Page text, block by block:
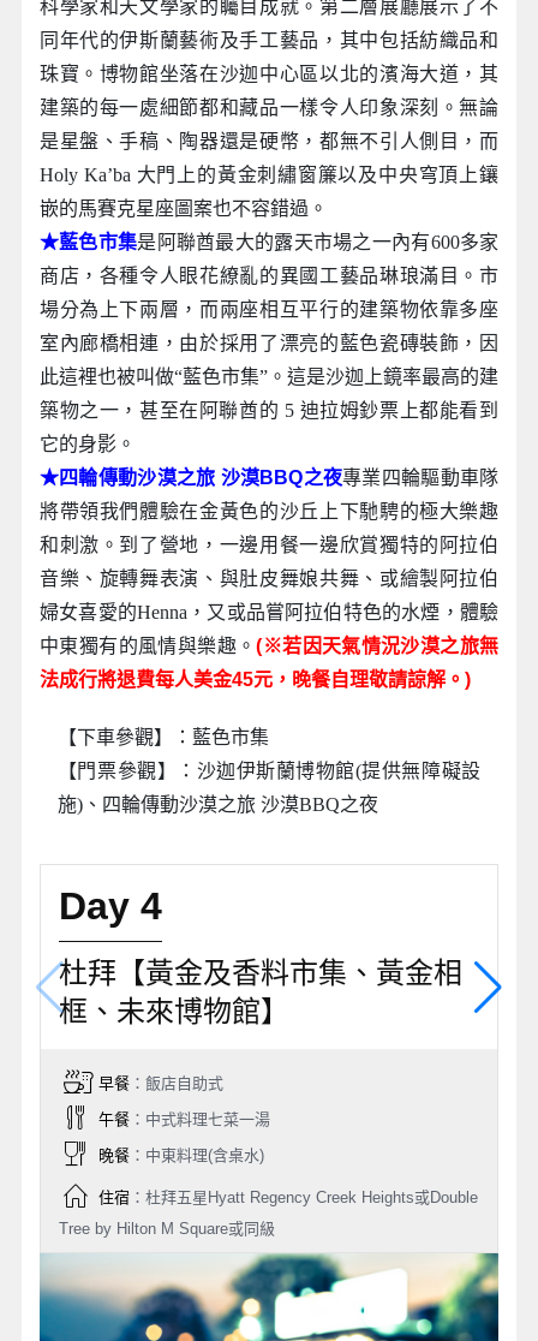
科學家和天文學家的矚目成就。第二層展廳展示了不
同年代的伊斯蘭藝術及手工藝品，其中包括紡織品和
珠寶。博物館坐落在沙迦中心區以北的濱海大道，其
建築的每一處細節都和藏品一樣令人印象深刻。無論
是星盤、手稿、陶器還是硬幣，都無不引人側目，而
Holy Ka’ba 大門上的黃金刺繡窗簾以及中央穹頂上鑲
嵌的馬賽克星座圖案也不容錯過。
★藍色市集是阿聯酋最大的露天市場之一內有600多家
商店，各種令人眼花繚亂的異國工藝品琳琅滿目。市
場分為上下兩層，而兩座相互平行的建築物依靠多座
室內廊橋相連，由於採用了漂亮的藍色瓷磚裝飾，因
此這裡也被叫做“藍色市集”。這是沙迦上鏡率最高的建
築物之一，甚至在阿聯酋的 5 迪拉姆鈔票上都能看到
它的身影。
★四輪傳動沙漠之旅 沙漠BBQ之夜專業四輪驅動車隊
將帶領我們體驗在金黃色的沙丘上下馳騁的極大樂趣
和刺激。到了營地，一邊用餐一邊欣賞獨特的阿拉伯
音樂、旋轉舞表演、與肚皮舞娘共舞、或繪製阿拉伯
婦女喜愛的Henna，又或品嘗阿拉伯特色的水煙，體驗
中東獨有的風情與樂趣。(※若因天氣情況沙漠之旅無
法成行將退費每人美金45元，晚餐自理敬請諒解。)
【下車參觀】：藍色市集
【門票參觀】：沙迦伊斯蘭博物館(提供無障礙設
施)、四輪傳動沙漠之旅 沙漠BBQ之夜
Day 4
杜拜【黃金及香料市集、黃金相
框、未來博物館】
早餐：飯店自助式
午餐：中式料理七菜一湯
晚餐：中東料理(含桌水)
住宿：杜拜五星Hyatt Regency Creek Heights或Double
Tree by Hilton M Square或同級